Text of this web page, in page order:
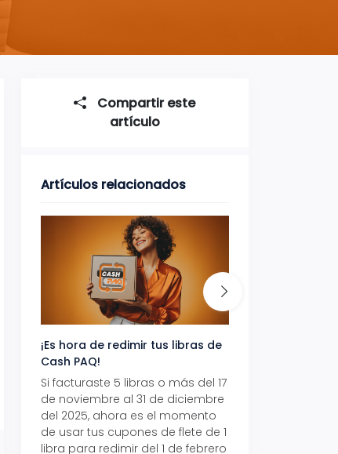
Compartir este
artículo
Artículos relacionados
¡Es hora de redimir tus libras de
Cash PAQ!
Si facturaste 5 libras o más del 17
de noviembre al 31 de diciembre
del 2025, ahora es el momento
de usar tus cupones de flete de 1
libra para redimir del 1 de febrero